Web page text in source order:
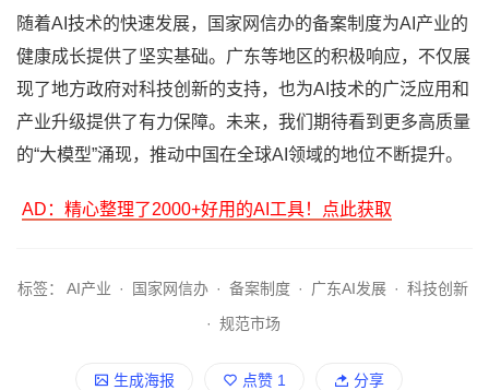
随着AI技术的快速发展，国家网信办的备案制度为AI产业的
健康成长提供了坚实基础。广东等地区的积极响应，不仅展
现了地方政府对科技创新的支持，也为AI技术的广泛应用和
产业升级提供了有力保障。未来，我们期待看到更多高质量
的“大模型”涌现，推动中国在全球AI领域的地位不断提升。
AD：精心整理了2000+好用的AI工具！点此获取
标签： AI产业 · 国家网信办 · 备案制度 · 广东AI发展 · 科技创新
· 规范市场
生成海报 点赞 1 分享